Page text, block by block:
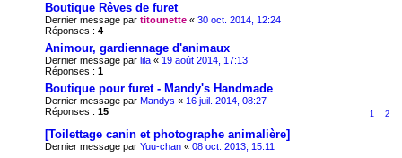
Boutique Rêves de furet
Dernier message par titounette « 30 oct. 2014, 12:24
Réponses : 4
Animour, gardiennage d'animaux
Dernier message par lila « 19 août 2014, 17:13
Réponses : 1
Boutique pour furet - Mandy's Handmade
Dernier message par Mandys « 16 juil. 2014, 08:27
Réponses : 15 1 2
[Toilettage canin et photographe animalière]
Dernier message par Yuu-chan « 08 oct. 2013, 15:11